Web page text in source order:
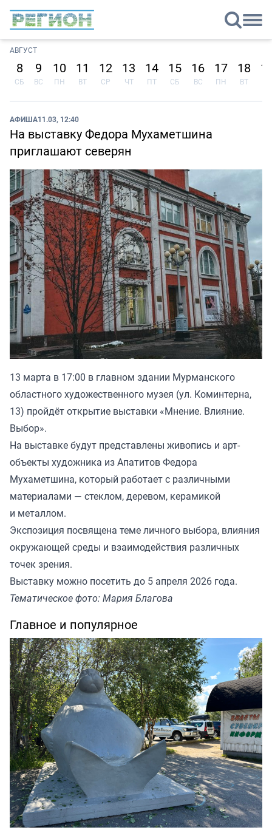
АВГУСТ
8
СБ
9
ВС
10
ПН
11
ВТ
12
СР
13
ЧТ
14
ПТ
15
СБ
16
ВС
17
ПН
18
ВТ
АФИША11.03, 12:40
На выставку Федора Мухаметшина
приглашают северян
13 марта в 17:00 в главном здании Мурманского
областного художественного музея (ул. Коминтерна,
13) пройдёт открытие выставки «Мнение. Влияние.
Выбор».
На выставке будут представлены живопись и арт-
объекты художника из Апатитов Федора
Мухаметшина, который работает с различными
материалами — стеклом, деревом, керамикой
и металлом.
Экспозиция посвящена теме личного выбора, влияния
окружающей среды и взаимодействия различных
точек зрения.
Выставку можно посетить до 5 апреля 2026 года.
Тематическое фото: Мария Благова
Главное и популярное